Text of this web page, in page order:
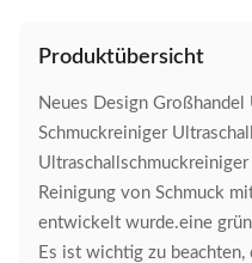
Produktübersicht
Neues Design
Schmuckreiniger
Reinigung von Schmuck
entwickelt wurde.eine
Es ist wichtig zu beachten,